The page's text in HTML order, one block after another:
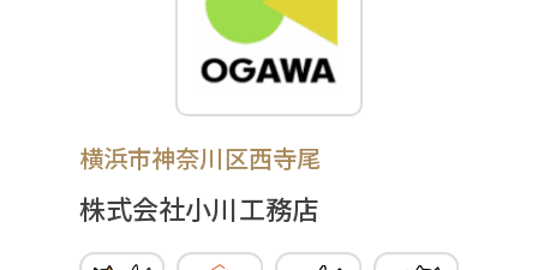
横浜市神奈川区西寺尾
株式会社小川工務店